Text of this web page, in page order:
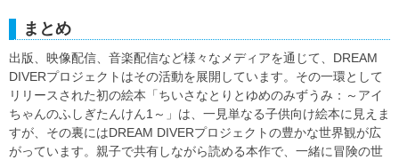
まとめ
出版、映像配信、音楽配信など様々なメディアを通じて、DREAM
DIVERプロジェクトはその活動を展開しています。その一環として
リリースされた初の絵本「ちいさなとりとゆめのみずうみ：～アイ
ちゃんのふしぎたんけん1～」は、一見単なる子供向け絵本に見えま
すが、その裏にはDREAM DIVERプロジェクトの豊かな世界観が広
がっています。親子で共有しながら読める本作で、一緒に冒険の世